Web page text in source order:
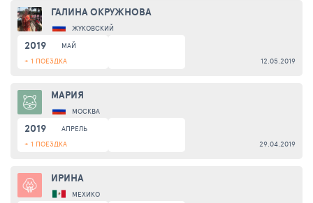
ГАЛИНА ОКРУЖНОВА
ЖУКОВСКИЙ
2019
МАЙ
+ 1 ПОЕЗДКА
12.05.2019
МАРИЯ
МОСКВА
2019
АПРЕЛЬ
+ 1 ПОЕЗДКА
29.04.2019
ИРИНА
МЕХИКО